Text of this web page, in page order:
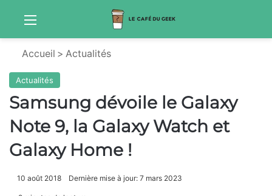
Accueil > Actualités
Actualités
Samsung dévoile le Galaxy
Note 9, la Galaxy Watch et
Galaxy Home !
10 août 2018 Dernière mise à jour: 7 mars 2023